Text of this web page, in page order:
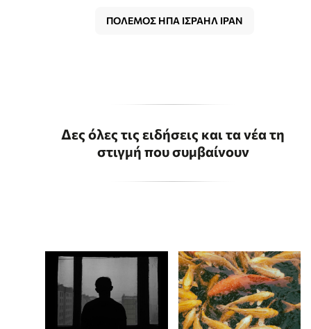
ΠΟΛΕΜΟΣ ΗΠΑ ΙΣΡΑΗΛ ΙΡΑΝ
Δες όλες τις ειδήσεις και τα νέα τη
στιγμή που συμβαίνουν